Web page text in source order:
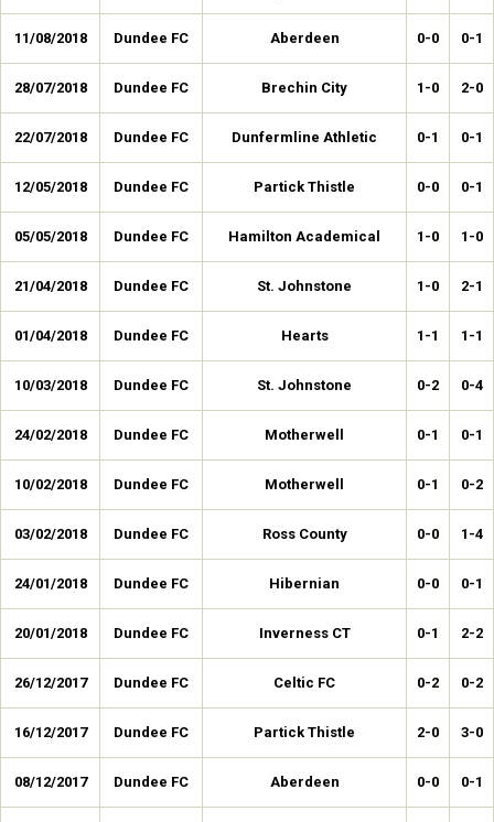
11/08/2018 Dundee FC Aberdeen 0-0 0-1
28/07/2018 Dundee FC Brechin City 1-0 2-0
22/07/2018 Dundee FC Dunfermline Athletic 0-1 0-1
12/05/2018 Dundee FC Partick Thistle 0-0 0-1
05/05/2018 Dundee FC Hamilton Academical 1-0 1-0
21/04/2018 Dundee FC St. Johnstone 1-0 2-1
01/04/2018 Dundee FC Hearts 1-1 1-1
10/03/2018 Dundee FC St. Johnstone 0-2 0-4
24/02/2018 Dundee FC Motherwell 0-1 0-1
10/02/2018 Dundee FC Motherwell 0-1 0-2
03/02/2018 Dundee FC Ross County 0-0 1-4
24/01/2018 Dundee FC Hibernian 0-0 0-1
20/01/2018 Dundee FC Inverness CT 0-1 2-2
26/12/2017 Dundee FC Celtic FC 0-2 0-2
16/12/2017 Dundee FC Partick Thistle 2-0 3-0
08/12/2017 Dundee FC Aberdeen 0-0 0-1